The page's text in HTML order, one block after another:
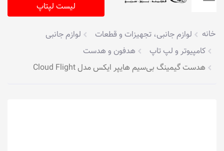
لیست لپتاپ
خانه لوازم جانبی، تجهیزات و قطعات
لوازم جانبی
کامپیوتر و لپ تاپ
هدفون و هدست
هدست گیمینگ بی‌سیم هایپر ایکس مدل Cloud Flight